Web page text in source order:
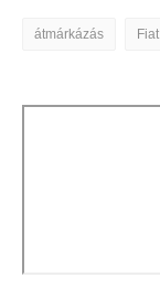
átmárkázás Fiat